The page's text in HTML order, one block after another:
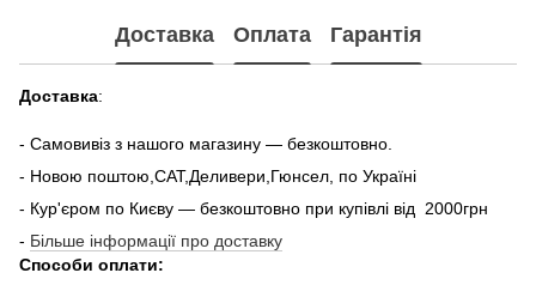
Доставка Оплата Гарантія
Доставка:
- Самовивіз з нашого магазину — безкоштовно.
- Новою поштою,САТ,Деливери,Гюнсел, по Україні
- Кур'єром по Києву — безкоштовно при купiвлi вiд 2000грн
- Більше інформації про доставку
Способи оплати: